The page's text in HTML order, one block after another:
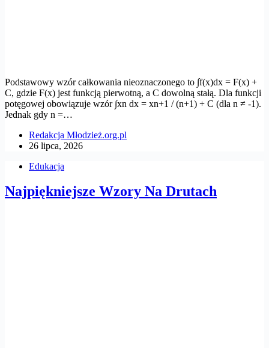
Podstawowy wzór całkowania nieoznaczonego to ∫f(x)dx = F(x) +
C, gdzie F(x) jest funkcją pierwotną, a C dowolną stałą. Dla funkcji
potęgowej obowiązuje wzór ∫xn dx = xn+1 / (n+1) + C (dla n ≠ -1).
Jednak gdy n =…
Redakcja Młodzież.org.pl
26 lipca, 2026
Edukacja
Najpiękniejsze Wzory Na Drutach